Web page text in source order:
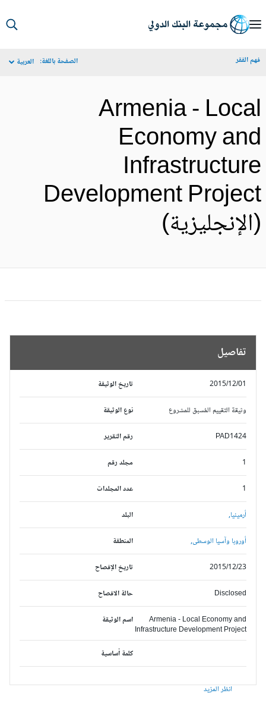
الفقر الصفحة باللغة: العربية
Armenia -
Economy
Development
تفاصيل
تاريخ الوثيقة 2015/12/01
نوع الوثيقة وثيقة التقييم المُسبق للمشروع
رقم التقرير PAD1424
مجلد رقم
عدد المجلدات
البلد أرمينيا,
المنطقة أوروبا وآسيا الوسطى,
تاريخ الإفصاح 2015/12/23
حالة الافصاح Disclosed
اسم الوثيقة
Armenia - Local Economy and
Infrastructure Development Project
كلمة أساسية
انظر المزيد